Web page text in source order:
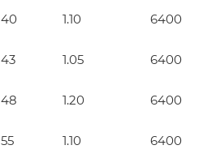
40 1.10 6400
43 1.05 6400
48 1.20 6400
55 1.10 6400